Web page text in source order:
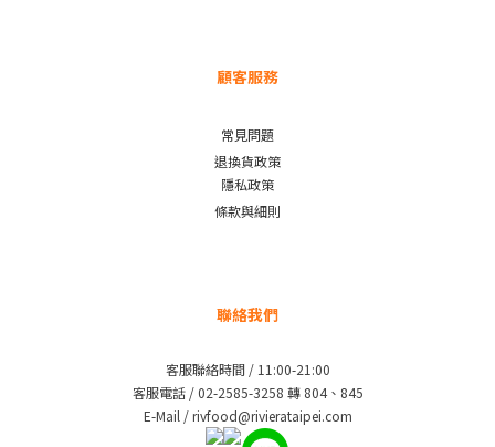
顧客服務
常見問題
退換貨政策
隱私政策
條款與細則
聯絡我們
客服聯絡時間 / 11:00-21:00
客服電話 / 02-2585-3258 轉 804、845
E-Mail / rivfood@rivierataipei.com